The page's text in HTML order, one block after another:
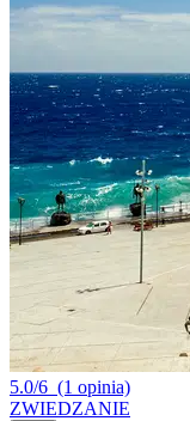
5.0/6 (1 opinia)
ZWIEDZANIE